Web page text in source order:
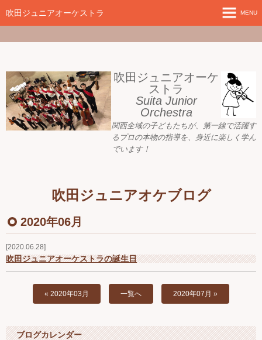
verification=nW1XDOjsXUeBk5Tr0WL2kTnlmTP78udH3yRHAbTSBv8
吹田ジュニアオーケストラ
吹田ジュニアオーケ
ストラ
Suita Junior
Orchestra
関西全域の子どもたちが、
第一線で活躍す
るプロの本物の指導を、身近に楽しく学ん
でいます！
MENU
ホーム
新着情報
活動目標
指導者ご紹介
プレジュニア クラス
練習会場
アーカイブ
Ｑ＆Ａ
お問い合わせ
ジュニアオケブログ
吹田ジュニアオケブログ
2020年06月
2020.06.28
吹田ジュニアオーケストラの誕生日
« 2020年03月 一覧へ 2020年07月 »
ブログカレンダー